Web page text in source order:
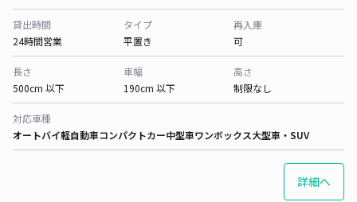
貸出時間
24時間営業
タイプ
平置き
再入庫
可
長さ
500cm 以下
車幅
190cm 以下
高さ
制限なし
対応車種
オートバイ軽自動車コンパクトカー中型車ワンボックス大型車・SUV
詳細へ